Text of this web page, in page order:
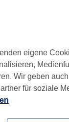
eigene
Wir geben
für soziale